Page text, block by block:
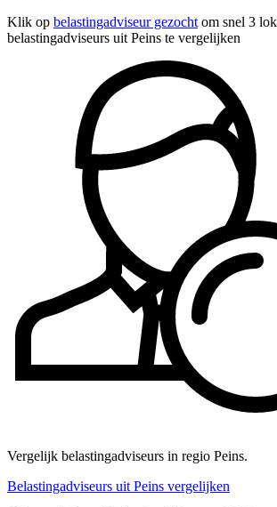
Klik op belastingadviseur gezocht om snel 3
belastingadviseurs uit Peins te vergelijken
Vergelijk belastingadviseurs in regio Peins.
Belastingadviseurs uit Peins vergelijken